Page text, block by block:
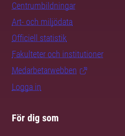
Centrumbildningar
Art- och miljödata
Officiell statistik
Fakulteter och institutioner
Medarbetarwebben
Logga in
För dig som